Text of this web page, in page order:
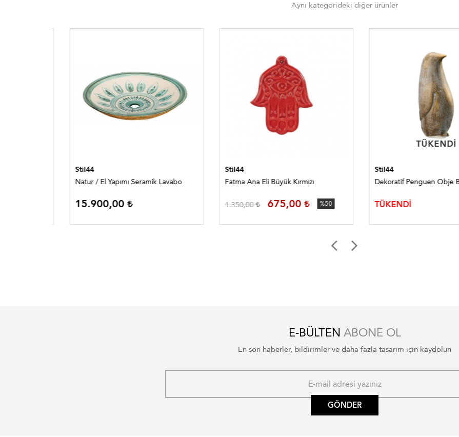
Aynı kategorideki diğer ürünler
Stil44
Natur / El Yapımı Seramik Lavabo
15.900,00
Stil44
Fatma Ana Eli Büyük Kırmızı
1.350,00 675,00 %50
TÜKENDI
TÜKENDI
Stil44
Dekoratif Penguen Obje Büyük
TÜKENDİ
E-BÜLTEN ABONE OL
En son haberler, bildirimler ve daha fazla tasarım için kaydolun
GÖNDER